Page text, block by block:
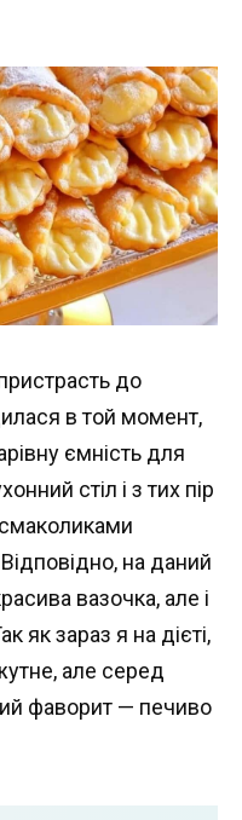
до
в той момент,
ємність для
стіл і з тих пір
на даний
вазочка, але і
як зараз я на дієті,
але серед
фаворит — печиво